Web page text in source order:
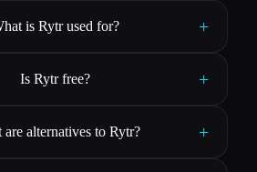
is Rytr used for? +
Is Rytr free? +
are alternatives to Rytr? +